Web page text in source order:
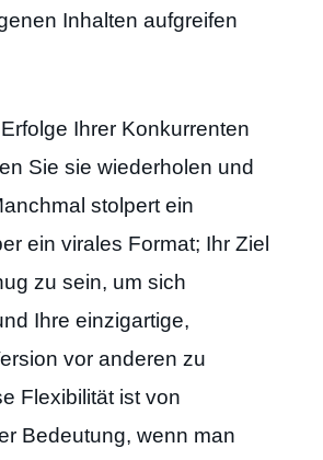
Inhalten aufgreifen
Ihrer Konkurrenten
Sie sie wiederholen und
stolpert ein
ein virales Format; Ihr Ziel
zu sein, um sich
Ihre einzigartige,
vor anderen zu
Flexibilität ist von
Bedeutung, wenn man